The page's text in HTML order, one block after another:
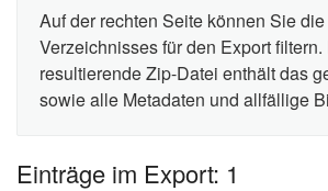
Auf der rechten Seite können Sie
Verzeichnisses für den Export
resultierende Zip-Datei enthält das
sowie alle Metadaten und allfällige
Einträge im Export: 1